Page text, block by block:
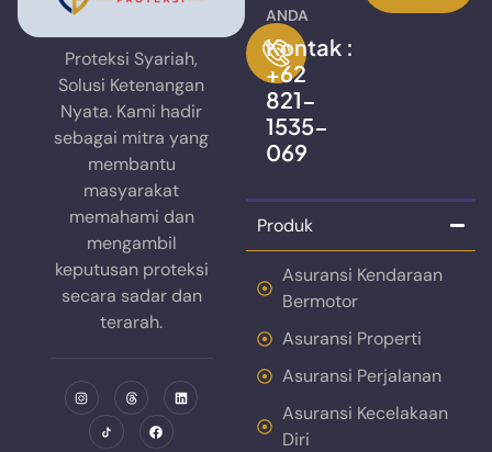
Proteksi Syariah,
Solusi Ketenangan
Nyata. Kami hadir
sebagai mitra yang
membantu
masyarakat
memahami dan
mengambil
keputusan proteksi
secara sadar dan
terarah.
ANDA
Kontak :
+62
821-
1535-
069
Produk
Asuransi Kendaraan
Bermotor
Asuransi Properti
Asuransi Perjalanan
Asuransi Kecelakaan
Diri